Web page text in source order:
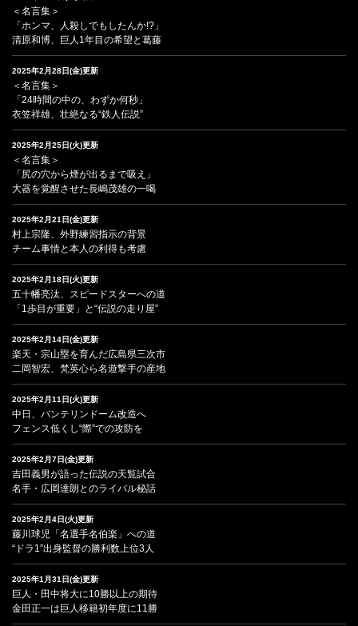
＜名言集＞
「ホンマ、人殺しでもしたんか!?」
清原和博、巨人1年目の希望と葛藤
2025年2月28日(金)更新
＜名言集＞
「24時間の中の、わずか何秒」
衣笠祥雄、壮絶なる“鉄人伝説”
2025年2月25日(火)更新
＜名言集＞
「尻の穴から煙が出るまで吸え」
大器を覚醒させた長嶋茂雄の一喝
2025年2月21日(金)更新
村上宗隆、外野練習指示の背景
チーム事情と本人の利得も考慮
2025年2月18日(火)更新
五十幡亮汰、スピードスターへの道
「1歩目が重要」と“伝説の走り屋”
2025年2月14日(金)更新
楽天・宗山塁を育んだ広島県三次市
二岡智宏、梵英心ら名遊撃手の産地
2025年2月11日(火)更新
中日、バンテリンドーム改造へ
フェンス低くし“際”での攻防を
2025年2月7日(金)更新
吉田義男が語った伝説の天覧試合
名手・広岡達朗とのライバル秘話
2025年2月4日(火)更新
藤川球児「名選手名伯楽」への道
“ドラ1”出身監督の勝利数上位3人
2025年1月31日(金)更新
巨人・田中将大に10勝以上の期待
金田正一は巨人移籍初年度に11勝